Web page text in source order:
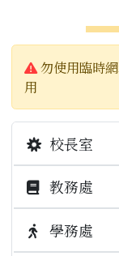
警告:
勿使用臨時
用
校長室
校長簡介
教務處
業務職掌
學務處